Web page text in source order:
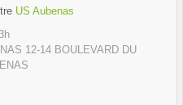
US Aubenas
12-14 BOULEVARD DU